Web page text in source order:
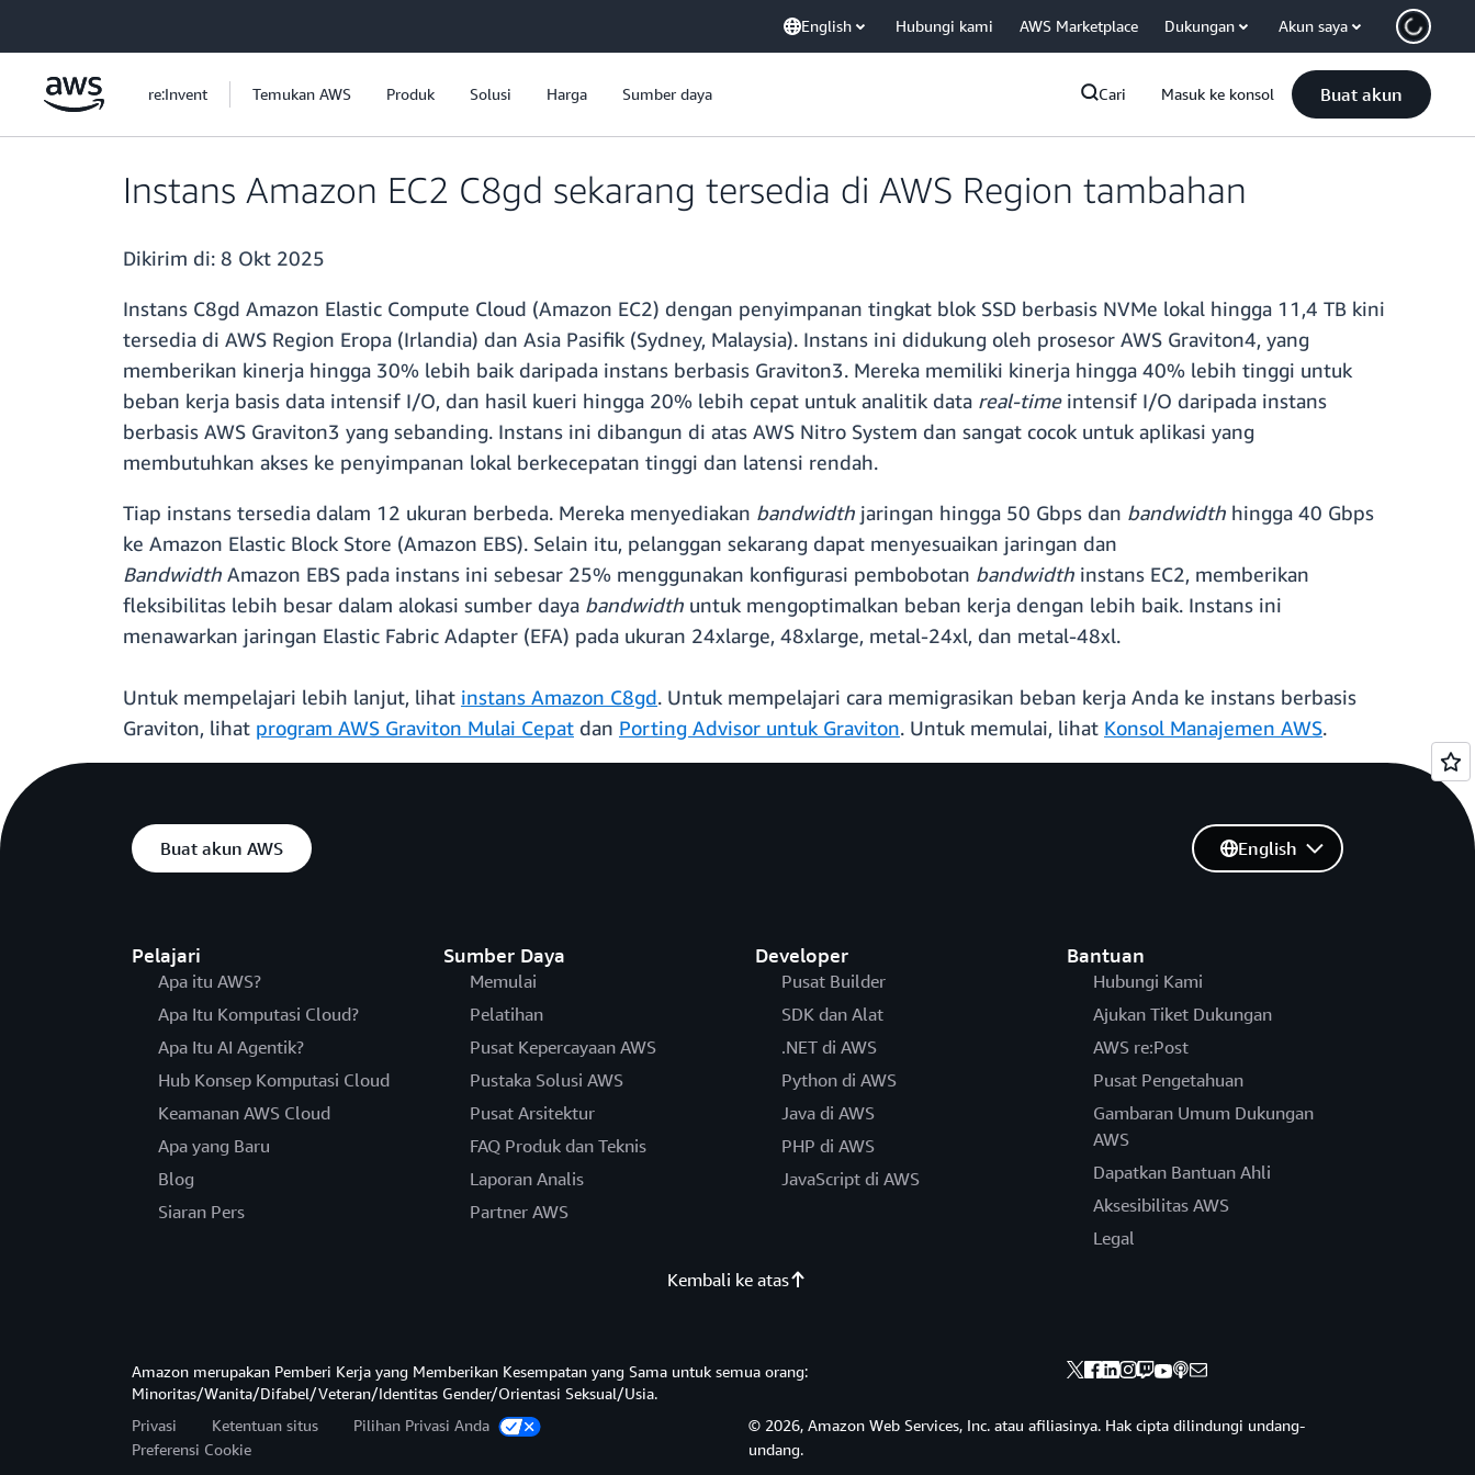
English Hubungi kami AWS Marketplace Dukungan Akun saya
re:Invent Temukan AWS Produk Solusi Harga Sumber daya Cari Masuk ke konsol Buat akun
Instans Amazon EC2 C8gd sekarang tersedia di AWS Region tambahan
Dikirim di: 8 Okt 2025
Instans C8gd Amazon Elastic Compute Cloud (Amazon EC2) dengan penyimpanan tingkat blok SSD berbasis NVMe lokal hingga 11,4 TB kini
tersedia di AWS Region Eropa (Irlandia) dan Asia Pasifik (Sydney, Malaysia). Instans ini didukung oleh prosesor AWS Graviton4, yang
memberikan kinerja hingga 30% lebih baik daripada instans berbasis Graviton3. Mereka memiliki kinerja hingga 40% lebih tinggi untuk
beban kerja basis data intensif I/O, dan hasil kueri hingga 20% lebih cepat untuk analitik data real-timeintensif I/O daripada instans
berbasis AWS Graviton3 yang sebanding. Instans ini dibangun di atas AWS Nitro System dan sangat cocok untuk aplikasi yang
membutuhkan akses ke penyimpanan lokal berkecepatan tinggi dan latensi rendah.
Tiap instans tersedia dalam 12 ukuran berbeda. Mereka menyediakan bandwidth jaringan hingga 50 Gbps dan bandwidth hingga 40 Gbps
ke Amazon Elastic Block Store (Amazon EBS). Selain itu, pelanggan sekarang dapat menyesuaikan jaringan dan
Bandwidth Amazon EBS pada instans ini sebesar 25% menggunakan konfigurasi pembobotan bandwidth instans EC2, memberikan
fleksibilitas lebih besar dalam alokasi sumber daya bandwidth untuk mengoptimalkan beban kerja dengan lebih baik. Instans ini
menawarkan jaringan Elastic Fabric Adapter (EFA) pada ukuran 24xlarge, 48xlarge, metal-24xl, dan metal-48xl.
Untuk mempelajari lebih lanjut, lihat instans Amazon C8gd. Untuk mempelajari cara memigrasikan beban kerja Anda ke instans berbasis
Graviton, lihat program AWS Graviton Mulai Cepat dan Porting Advisor untuk Graviton. Untuk memulai, lihat Konsol Manajemen AWS.
Buat akun AWS
Pelajari
Apa itu AWS?
Apa Itu Komputasi Cloud?
Apa Itu AI Agentik?
Hub Konsep Komputasi Cloud
Keamanan AWS Cloud
Apa yang Baru
Blog
Siaran Pers
Sumber Daya
Memulai
Pelatihan
Pusat Kepercayaan AWS
Pustaka Solusi AWS
Pusat Arsitektur
FAQ Produk dan Teknis
Laporan Analis
Partner AWS
Developer
Pusat Builder
SDK dan Alat
.NET di AWS
Python di AWS
Java di AWS
PHP di AWS
JavaScript di AWS
Bantuan
Hubungi Kami
Ajukan Tiket Dukungan
AWS re:Post
Pusat Pengetahuan
Gambaran Umum Dukungan
AWS
Dapatkan Bantuan Ahli
Aksesibilitas AWS
Legal
English
Kembali ke atas
Amazon merupakan Pemberi Kerja yang Memberikan Kesempatan yang Sama untuk semua orang:
Minoritas/Wanita/Difabel/Veteran/Identitas Gender/Orientasi Seksual/Usia.
Privasi
Ketentuan situs
Pilihan Privasi Anda
Preferensi Cookie
© 2026, Amazon Web Services, Inc. atau afiliasinya. Hak cipta dilindungi undang-
undang.